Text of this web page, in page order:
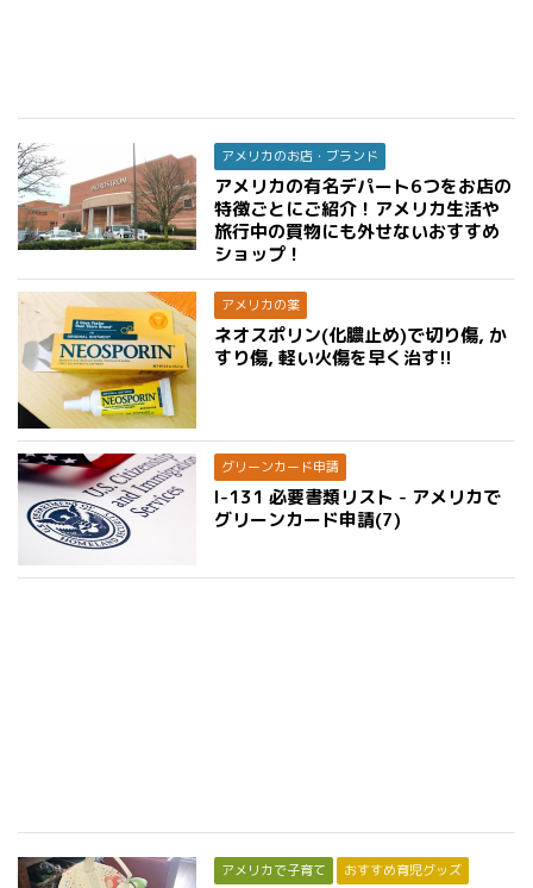
アメリカのお店・ブランド
アメリカの有名デパート6つをお店の
特徴ごとにご紹介！アメリカ生活や
旅行中の買物にも外せないおすすめ
ショップ！
アメリカの薬
ネオスポリン(化膿止め)で切り傷, か
すり傷, 軽い火傷を早く治す!!
グリーンカード申請
I-131 必要書類リスト - アメリカで
グリーンカード申請(7)
アメリカで子育て おすすめ育児グッズ